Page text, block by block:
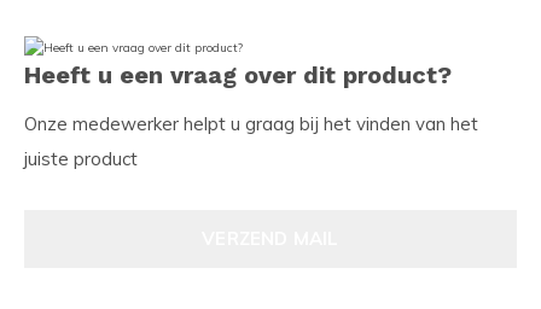
Heeft u een vraag over dit product?
Onze medewerker helpt u graag bij het vinden van het
juiste product